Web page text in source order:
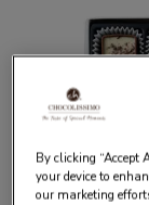
By clicking “Accept
your device to
our marketing